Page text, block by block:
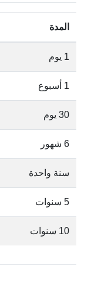
المدة
1 يوم
1 أسبوع
30 يوم
6 شهور
سنة واحدة
5 سنوات
10 سنوات